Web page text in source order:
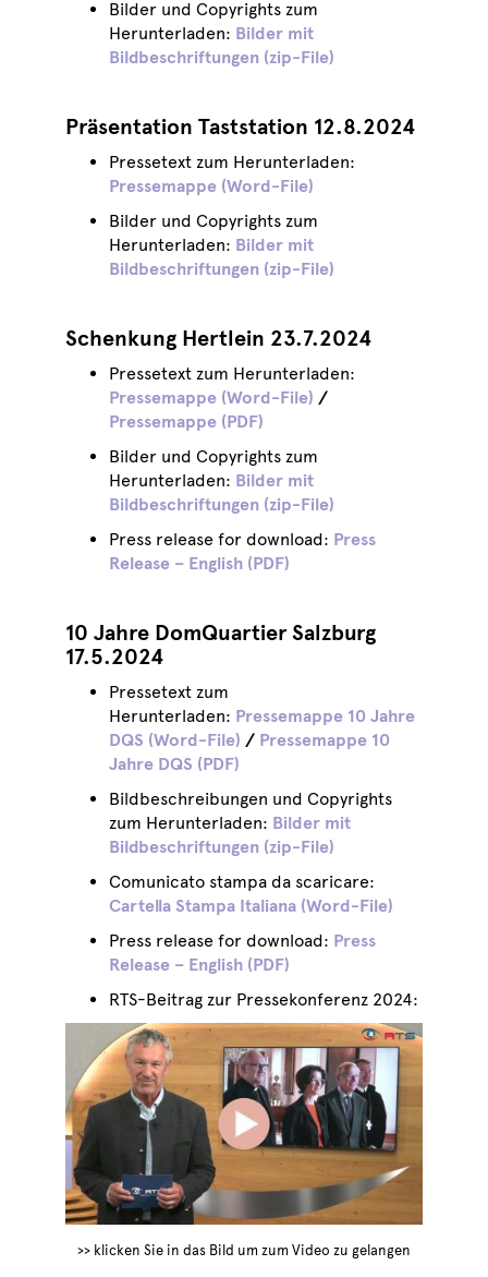
Bilder und Copyrights zum
Herunterladen: Bilder mit
Bildbeschriftungen (zip-File)
Präsentation Taststation 12.8.2024
Pressetext zum Herunterladen:
Pressemappe (Word-File)
Bilder und Copyrights zum
Herunterladen: Bilder mit
Bildbeschriftungen (zip-File)
Schenkung Hertlein 23.7.2024
Pressetext zum Herunterladen:
Pressemappe (Word-File) /
Pressemappe (PDF)
Bilder und Copyrights zum
Herunterladen: Bilder mit
Bildbeschriftungen (zip-File)
Press release for download: Press
Release – English (PDF)
10 Jahre DomQuartier Salzburg
17.5.2024
Pressetext zum
Herunterladen: Pressemappe 10 Jahre
DQS (Word-File) / Pressemappe 10
Jahre DQS (PDF)
Bildbeschreibungen und Copyrights
zum Herunterladen: Bilder mit
Bildbeschriftungen (zip-File)
Comunicato stampa da scaricare:
Cartella Stampa Italiana (Word-File)
Press release for download: Press
Release – English (PDF)
RTS-Beitrag zur Pressekonferenz 2024:
>> klicken Sie in das Bild um zum Video zu gelangen